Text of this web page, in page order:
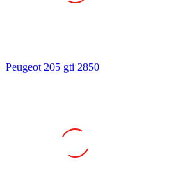
Peugeot 205 gti 2850